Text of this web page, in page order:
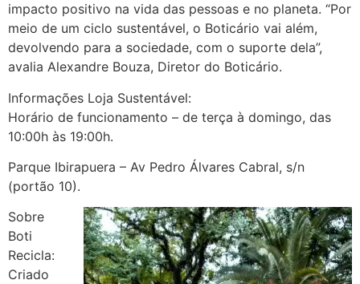
impacto positivo na vida das pessoas e no planeta. “Por
meio de um ciclo sustentável, o Boticário vai além,
devolvendo para a sociedade, com o suporte dela”,
avalia Alexandre Bouza, Diretor do Boticário.
Informações Loja Sustentável:
Horário de funcionamento – de terça à domingo, das
10:00h às 19:00h.
Parque Ibirapuera – Av Pedro Álvares Cabral, s/n
(portão 10).
Sobre
Boti
Recicla:
Criado